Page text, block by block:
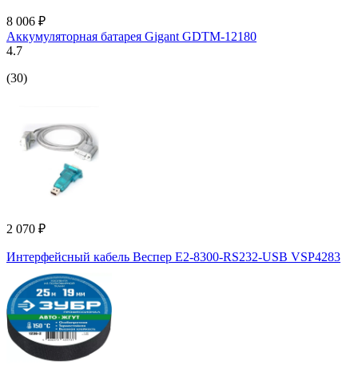
8 006 ₽
Аккумуляторная батарея Gigant GDTM-12180
4.7
(30)
2 070 ₽
Интерфейсный кабель Веспер E2-8300-RS232-USB VSP4283